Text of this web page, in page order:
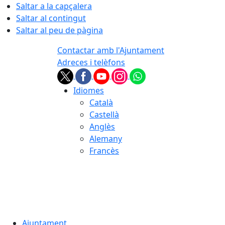
Saltar a la capçalera
Saltar al contingut
Saltar al peu de pàgina
Contactar amb l'Ajuntament
Adreces i telèfons
Idiomes
Català
Castellà
Anglès
Alemany
Francès